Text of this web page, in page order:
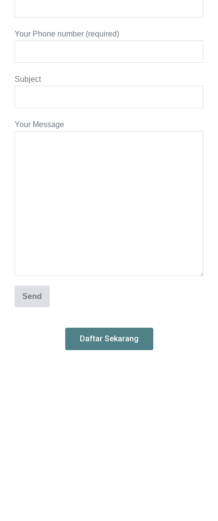
Your Phone number (required)
Subject
Your Message
Daftar Sekarang